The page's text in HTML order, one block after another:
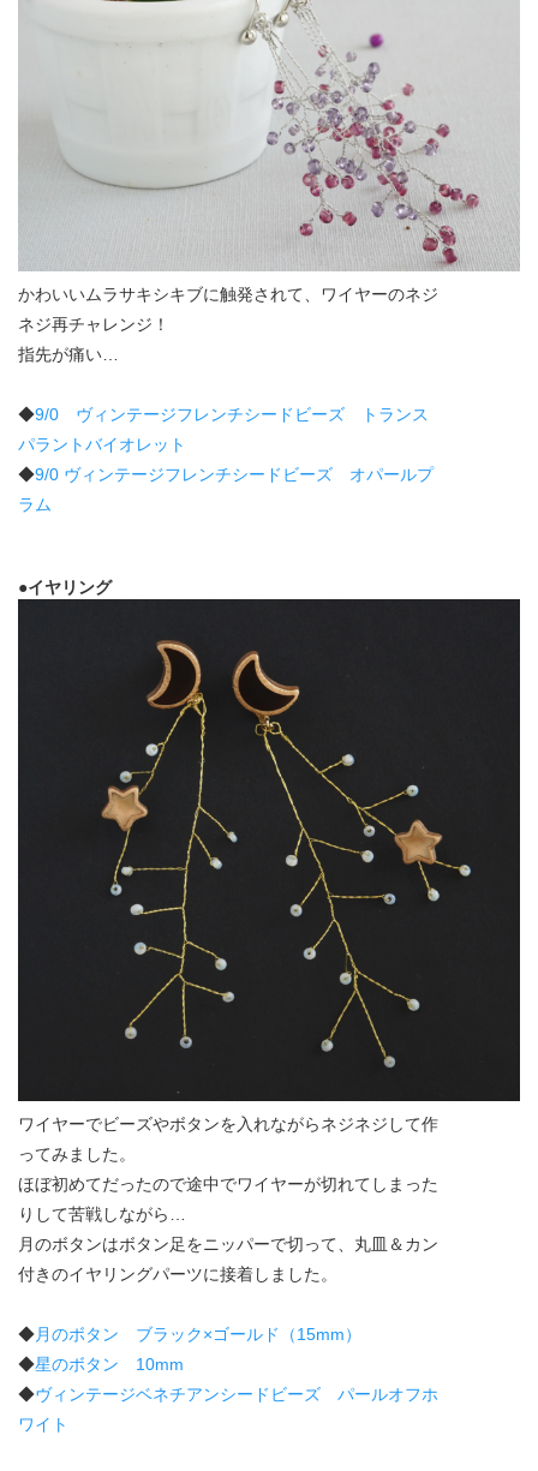
かわいいムラサキシキブに触発されて、ワイヤーのネジ
ネジ再チャレンジ！
指先が痛い…
◆9/0 ヴィンテージフレンチシードビーズ トランス
パラントバイオレット
◆9/0 ヴィンテージフレンチシードビーズ オパールプ
ラム
●イヤリング
ワイヤーでビーズやボタンを入れながらネジネジして作
ってみました。
ほぼ初めてだったので途中でワイヤーが切れてしまった
りして苦戦しながら…
月のボタンはボタン足をニッパーで切って、丸皿＆カン
付きのイヤリングパーツに接着しました。
◆月のボタン ブラック×ゴールド（15mm）
◆星のボタン 10mm
◆ヴィンテージベネチアンシードビーズ パールオフホ
ワイト